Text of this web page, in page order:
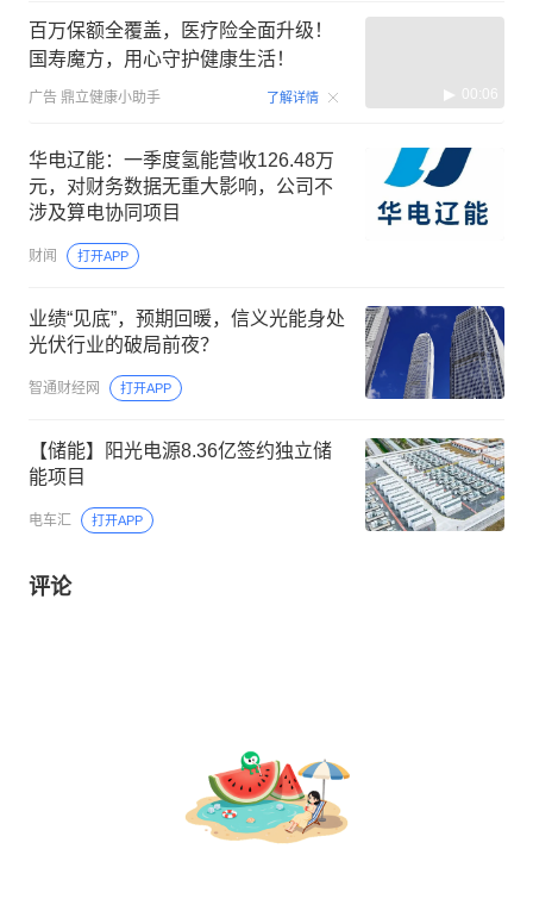
百万保额全覆盖，医疗险全面升级！
国寿魔方，用心守护健康生活！
广告 鼎立健康小助手 了解详情 00:06
华电辽能：一季度氢能营收126.48万
元，对财务数据无重大影响，公司不
涉及算电协同项目
财闻 打开APP
业绩“见底”，预期回暖，信义光能身处
光伏行业的破局前夜？
智通财经网 打开APP
【储能】阳光电源8.36亿签约独立储
能项目
电车汇 打开APP
评论